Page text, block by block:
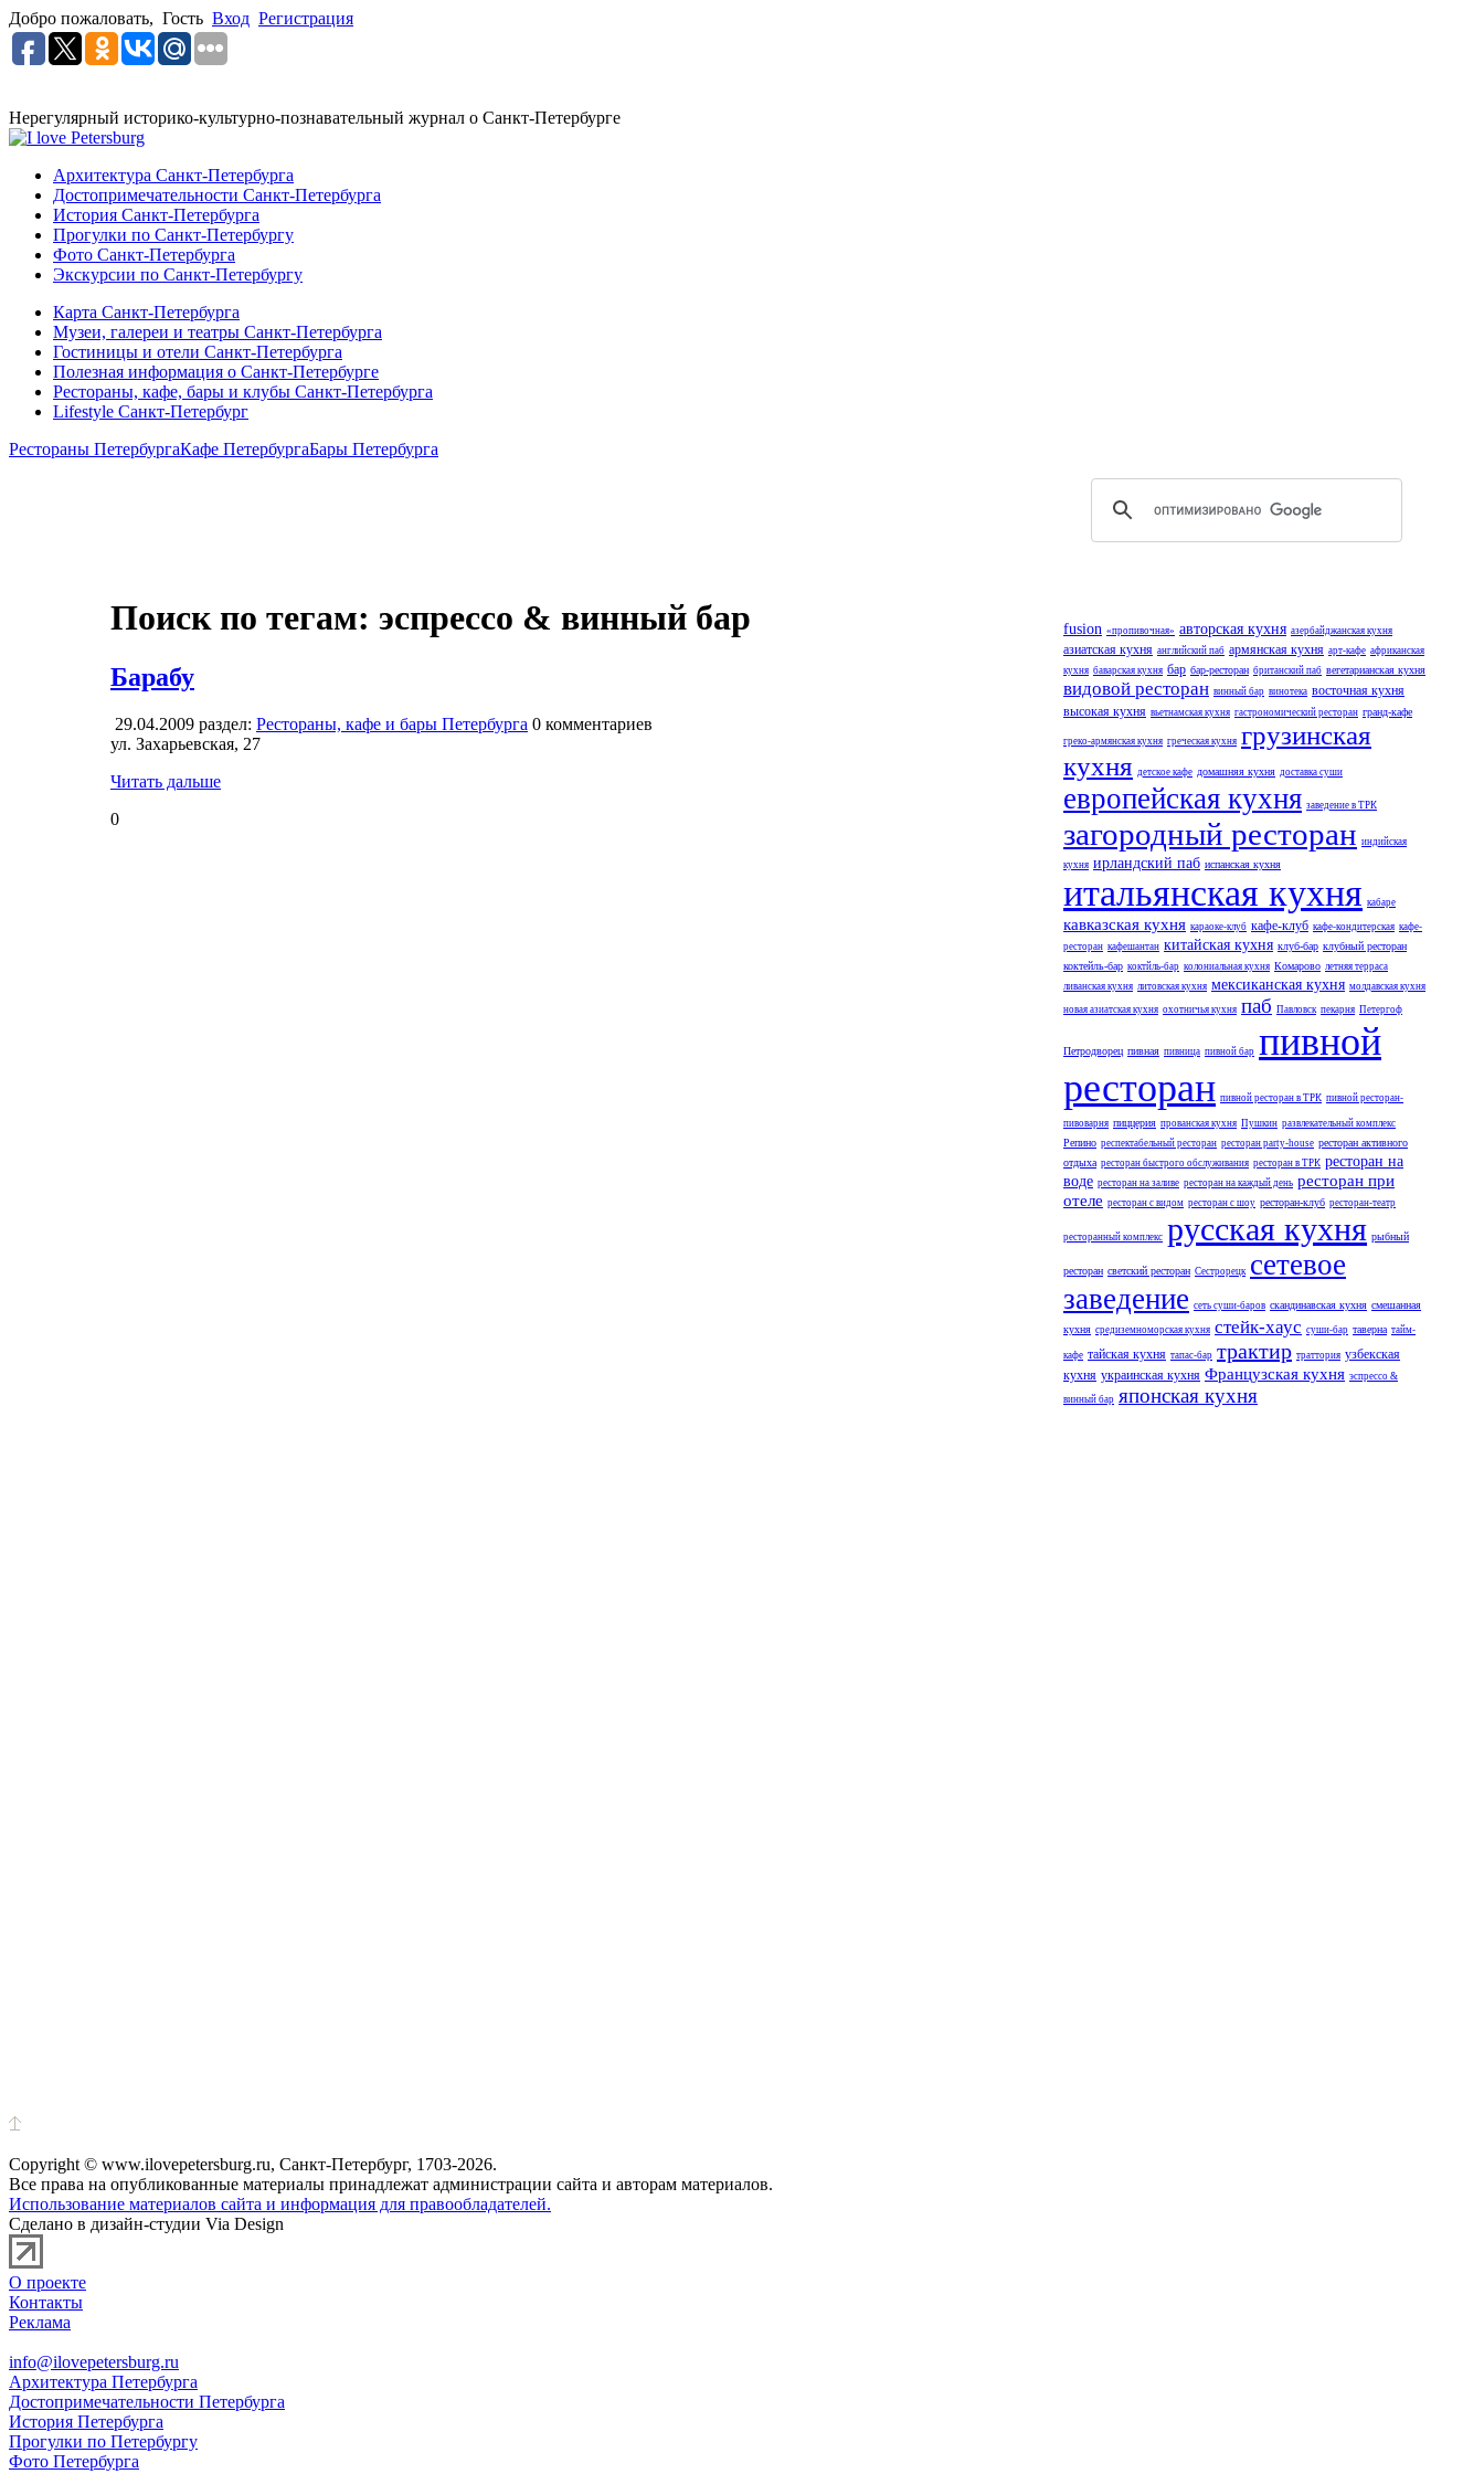
Добро пожаловать, Гость Вход Регистрация
Нерегулярный историко-культурно-познавательный журнал о Санкт-Петербурге
Архитектура Санкт-Петербурга
Достопримечательности Санкт-Петербурга
История Санкт-Петербурга
Прогулки по Санкт-Петербургу
Фото Санкт-Петербурга
Экскурсии по Санкт-Петербургу
Карта Санкт-Петербурга
Музеи, галереи и театры Санкт-Петербурга
Гостиницы и отели Санкт-Петербурга
Полезная информация о Санкт-Петербурге
Рестораны, кафе, бары и клубы Санкт-Петербурга
Lifestyle Санкт-Петербург
Рестораны ПетербургаКафе ПетербургаБары Петербурга
Поиск по тегам: эспрессо & винный бар
Барабу
29.04.2009 раздел: Рестораны, кафе и бары Петербурга 0 комментариев
ул. Захарьевская, 27
Читать дальше
0
fusion «пропивочная» авторская кухня азербайджанская кухня
азиатская кухня английский паб армянская кухня арт-кафе африканская
кухня баварская кухня бар бар-ресторан британский паб вегетарианская кухня
видовой ресторан винный бар винотека восточная кухня
высокая кухня вьетнамская кухня гастрономический ресторан гранд-кафе
греко-армянская кухня греческая кухня грузинская
кухня детское кафе домашняя кухня доставка суши
европейская кухня заведение в ТРК
загородный ресторан индийская
кухня ирландский паб испанская кухня
итальянская кухня кабаре
кавказская кухня караоке-клуб кафе-клуб кафе-кондитерская кафе-
ресторан кафешантан китайская кухня клуб-бар клубный ресторан
коктейль-бар коктйль-бар колониальная кухня Комарово летняя терраса
ливанская кухня литовская кухня мексиканская кухня молдавская кухня
новая азиатская кухня охотничья кухня паб Павловск пекарня Петергоф
Петродворец пивная пивница пивной бар пивной
ресторан пивной ресторан в ТРК пивной ресторан-
пивоварня пиццерия прованская кухня Пушкин развлекательный комплекс
Репино респектабельный ресторан ресторан party-house ресторан активного
отдыха ресторан быстрого обслуживания ресторан в ТРК ресторан на
воде ресторан на заливе ресторан на каждый день ресторан при
отеле ресторан с видом ресторан с шоу ресторан-клуб ресторан-театр
ресторанный комплекс русская кухня рыбный
ресторан светский ресторан Сестрорецк сетевое
заведение сеть суши-баров скандинавская кухня смешанная
кухня средиземноморская кухня стейк-хаус суши-бар таверна тайм-
кафе тайская кухня тапас-бар трактир траттория узбекская
кухня украинская кухня Французская кухня эспрессо &
винный бар японская кухня
Copyright © www.ilovepetersburg.ru, Санкт-Петербург, 1703-2026.
Все права на опубликованные материалы принадлежат администрации сайта и авторам материалов.
Использование материалов сайта и информация для правообладателей.
Сделано в дизайн-студии Via Design
О проекте
Контакты
Реклама
info@ilovepetersburg.ru
Архитектура Петербурга
Достопримечательности Петербурга
История Петербурга
Прогулки по Петербургу
Фото Петербурга